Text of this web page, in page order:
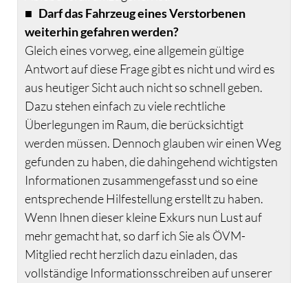
■ Darf das Fahrzeug eines Verstorbenen
weiterhin gefahren werden?
Gleich eines vorweg, eine allgemein gültige
Antwort auf diese Frage gibt es nicht und wird es
aus heutiger Sicht auch nicht so schnell geben.
Dazu stehen einfach zu viele rechtliche
Überlegungen im Raum, die berücksichtigt
werden müssen. Dennoch glauben wir einen Weg
gefunden zu haben, die dahingehend wichtigsten
Informationen zusammengefasst und so eine
entsprechende Hilfestellung erstellt zu haben.
Wenn Ihnen dieser kleine Exkurs nun Lust auf
mehr gemacht hat, so darf ich Sie als ÖVM-
Mitglied recht herzlich dazu einladen, das
vollständige Informationsschreiben auf unserer